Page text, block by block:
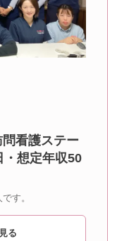
看護ステー
・想定年収50
す。
る